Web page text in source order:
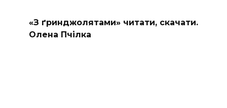
«З ґринджолятами» читати, скачати.
Олена Пчілка